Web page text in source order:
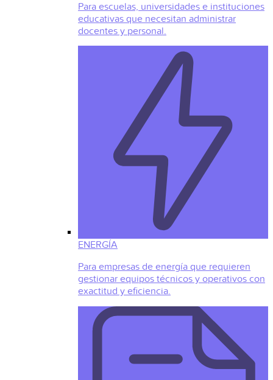
Para escuelas, universidades e instituciones
educativas que necesitan administrar
docentes y personal.
ENERGÍA
Para empresas de energía que requieren
gestionar equipos técnicos y operativos con
exactitud y eficiencia.